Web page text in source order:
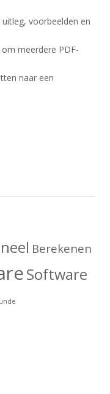
voorbeelden en
meerdere PDF-
naar een
Berekenen
Software